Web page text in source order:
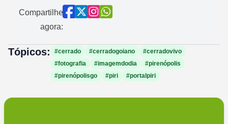
Compartilhe
agora:
Tópicos: #cerrado #cerradogoiano
#cerradovivo
#fotografia
#imagemdodia
#pirenópolis
#pirenópolisgo
#piri #portalpiri